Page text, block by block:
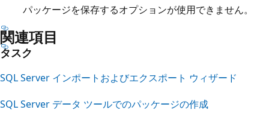
パッケージを保存するオプションが使用できません。
関連項目
タスク
SQL Server インポートおよびエクスポート ウィザード
SQL Server データ ツールでのパッケージの作成